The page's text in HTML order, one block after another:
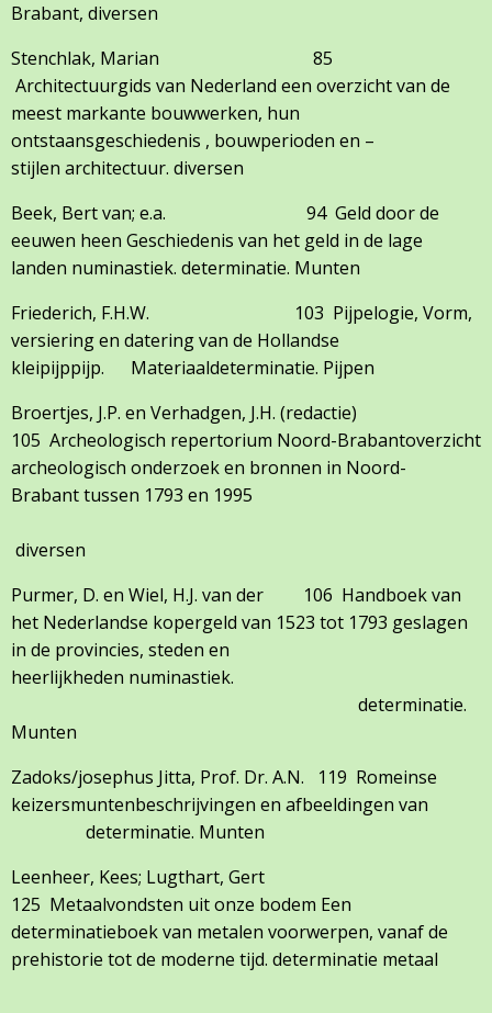
Brabant, diversen
Stenchlak, Marian 85
Architectuurgids van Nederland een overzicht van de
meest markante bouwwerken, hun
ontstaansgeschiedenis , bouwperioden en –
stijlen architectuur. diversen
Beek, Bert van; e.a. 94 Geld door de
eeuwen heen Geschiedenis van het geld in de lage
landen numinastiek. determinatie. Munten
Friederich, F.H.W. 103 Pijpelogie, Vorm,
versiering en datering van de Hollandse
kleipijppijp. Materiaaldeterminatie. Pijpen
Broertjes, J.P. en Verhadgen, J.H. (redactie)
105 Archeologisch repertorium Noord-Brabantoverzicht
archeologisch onderzoek en bronnen in Noord-
Brabant tussen 1793 en 1995
diversen
Purmer, D. en Wiel, H.J. van der 106 Handboek van
het Nederlandse kopergeld van 1523 tot 1793 geslagen
in de provincies, steden en
heerlijkheden numinastiek.
determinatie.
Munten
Zadoks/josephus Jitta, Prof. Dr. A.N. 119 Romeinse
keizersmuntenbeschrijvingen en afbeeldingen van
determinatie. Munten
Leenheer, Kees; Lugthart, Gert
125 Metaalvondsten uit onze bodem Een
determinatieboek van metalen voorwerpen, vanaf de
prehistorie tot de moderne tijd. determinatie metaal